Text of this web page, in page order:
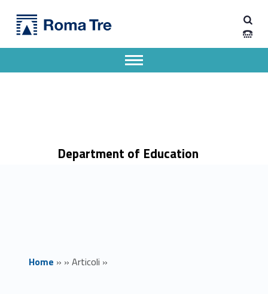
PeF 30 CFU ex art. 13: come presentare domanda di riconoscimento crediti - Dipartimento di Scienze della Formazione
Dipartimento di Scienze della Formazione dell'Università degli Studi Roma Tre
Department of Education
Apri il menu secondario
Header info sidebar
Home » » Articoli »